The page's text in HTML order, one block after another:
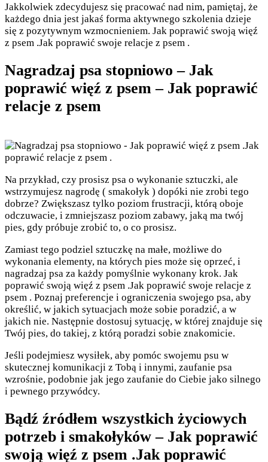
Jakkolwiek zdecydujesz się pracować nad nim, pamiętaj, że
każdego dnia jest jakaś forma aktywnego szkolenia dzieje
się z pozytywnym wzmocnieniem. Jak poprawić swoją więź
z psem .Jak poprawić swoje relacje z psem .
Nagradzaj psa stopniowo – Jak
poprawić więź z psem – Jak poprawić
relacje z psem
Na przykład, czy prosisz psa o wykonanie sztuczki, ale
wstrzymujesz nagrodę ( smakołyk ) dopóki nie zrobi tego
dobrze? Zwiększasz tylko poziom frustracji, którą oboje
odczuwacie, i zmniejszasz poziom zabawy, jaką ma twój
pies, gdy próbuje zrobić to, o co prosisz.
Zamiast tego podziel sztuczkę na małe, możliwe do
wykonania elementy, na których pies może się oprzeć, i
nagradzaj psa za każdy pomyślnie wykonany krok. Jak
poprawić swoją więź z psem .Jak poprawić swoje relacje z
psem . Poznaj preferencje i ograniczenia swojego psa, aby
określić, w jakich sytuacjach może sobie poradzić, a w
jakich nie. Następnie dostosuj sytuację, w której znajduje się
Twój pies, do takiej, z którą poradzi sobie znakomicie.
Jeśli podejmiesz wysiłek, aby pomóc swojemu psu w
skutecznej komunikacji z Tobą i innymi, zaufanie psa
wzrośnie, podobnie jak jego zaufanie do Ciebie jako silnego
i pewnego przywódcy.
Bądź źródłem wszystkich życiowych
potrzeb i smakołyków – Jak poprawić
swoją więź z psem .Jak poprawić